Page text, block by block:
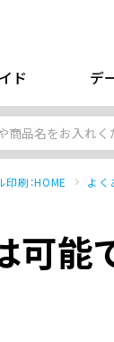
ド デ
刷：HOME よく
能